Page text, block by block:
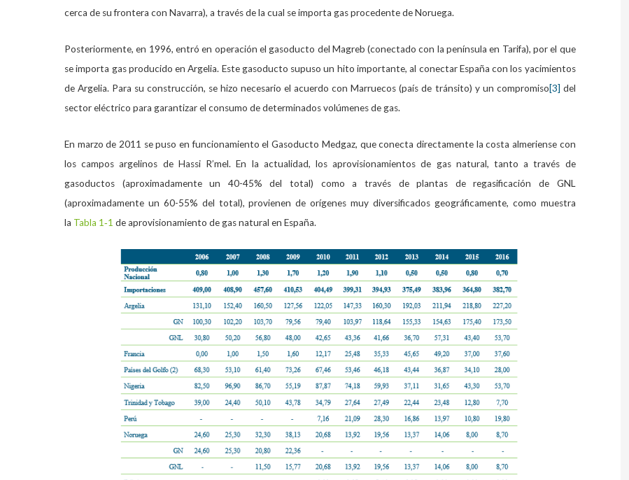
cerca de su frontera con Navarra), a través de la cual se importa gas procedente de Noruega.
Posteriormente, en 1996, entró en operación el gasoducto del Magreb (conectado con la península en Tarifa), por el que
se importa gas producido en Argelia. Este gasoducto supuso un hito importante, al conectar España con los yacimientos
de Argelia. Para su construcción, se hizo necesario el acuerdo con Marruecos (país de tránsito) y un compromiso[3] del
sector eléctrico para garantizar el consumo de determinados volúmenes de gas.
En marzo de 2011 se puso en funcionamiento el Gasoducto Medgaz, que conecta directamente la costa almeriense con
los campos argelinos de Hassi R’mel. En la actualidad, los aprovisionamientos de gas natural, tanto a través de
gasoductos (aproximadamente un 40-45% del total) como a través de plantas de regasificación de GNL
(aproximadamente un 60-55% del total), provienen de orígenes muy diversificados geográficamente, como muestra
la Tabla 1‑1 de aprovisionamiento de gas natural en España.